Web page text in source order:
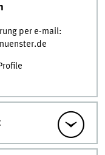
per e-mail: